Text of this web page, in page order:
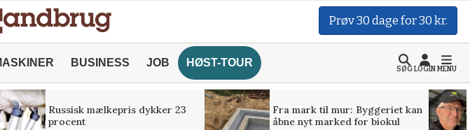
Prøv 30 dage for 30 kr.
BUSINESS JOB HØST-TOUR
SØGLOGINMENU
Russisk mælkepris dykker 23
procent
Fra mark til mur: Byggeriet kan
åbne nyt marked for biokul